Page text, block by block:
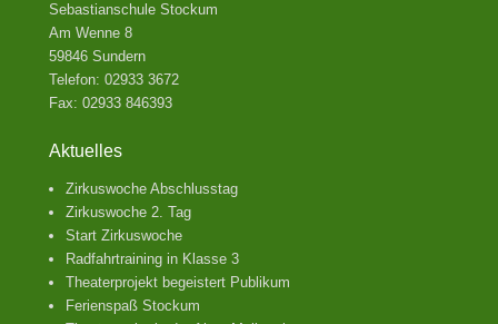
Sebastianschule Stockum
Am Wenne 8
59846 Sundern
Telefon: 02933 3672
Fax: 02933 846393
Aktuelles
Zirkuswoche Abschlusstag
Zirkuswoche 2. Tag
Start Zirkuswoche
Radfahrtraining in Klasse 3
Theaterprojekt begeistert Publikum
Ferienspaß Stockum